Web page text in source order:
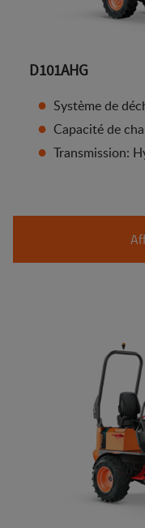
D101AHG
Système de
Capacité de
Transmission: